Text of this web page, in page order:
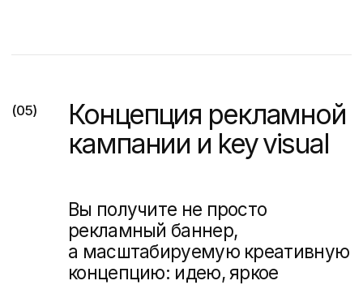
Попробуйте наш
подборщик квартир для
Идеальное решения для быстрого
старта продаж и демонстрации
квартир онлайн.